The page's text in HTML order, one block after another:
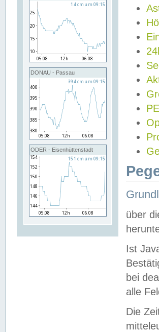
DONAU - Passau
ODER - Eisenhüttenstadt
über
Ist
bei
alle
Die